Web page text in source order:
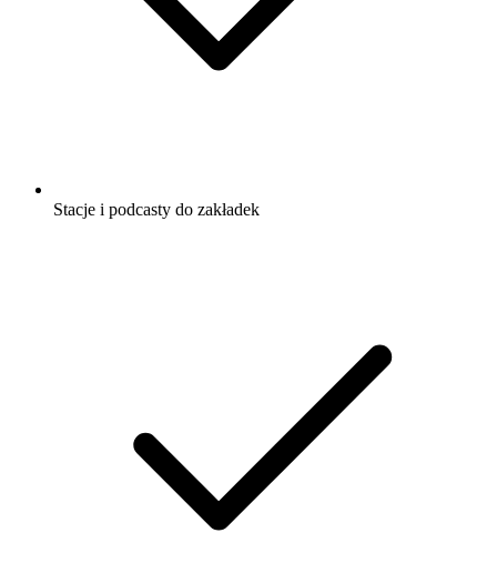
Stacje i podcasty do zakładek